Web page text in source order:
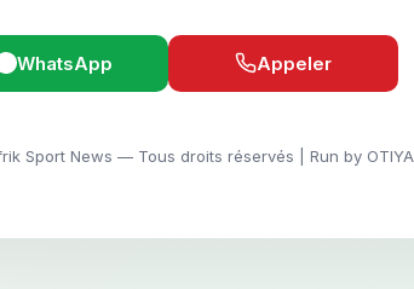
WhatsApp Appeler
Sport News — Tous droits réservés | Run by OTIYA